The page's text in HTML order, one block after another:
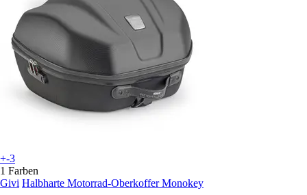
+-3
1 Farben
Givi Halbharte Motorrad-Oberkoffer Monokey